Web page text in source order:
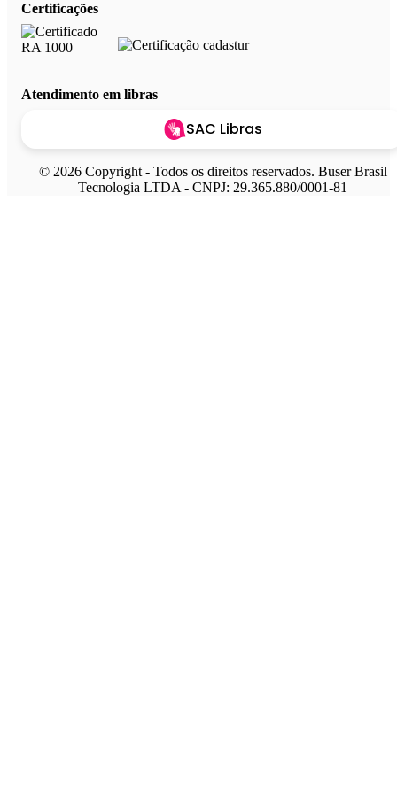
Certificações
Atendimento em libras
SAC Libras
© 2026 Copyright - Todos os direitos reservados. Buser Brasil
Tecnologia LTDA - CNPJ: 29.365.880/0001-81